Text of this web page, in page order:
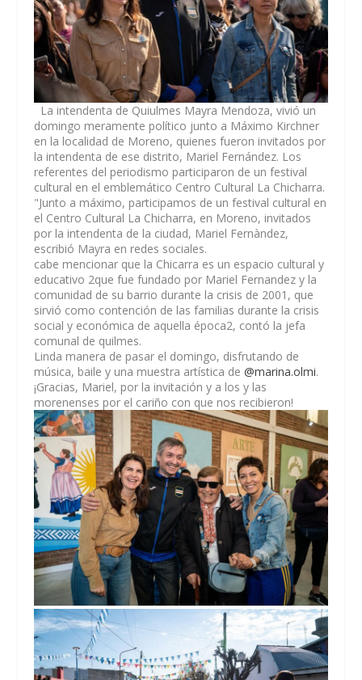
La intendenta de Quiulmes Mayra Mendoza, vivió un
domingo meramente político junto a Máximo Kirchner
en la localidad de Moreno, quienes fueron invitados por
la intendenta de ese distrito, Mariel Fernández. Los
referentes del periodismo participaron de un festival
cultural en el emblemático Centro Cultural La Chicharra.
"Junto a máximo, participamos de un festival cultural en
el Centro Cultural La Chicharra, en Moreno, invitados
por la intendenta de la ciudad, Mariel Fernàndez,
escribió Mayra en redes sociales.
cabe mencionar que la Chicarra es un espacio cultural y
educativo 2que fue fundado por Mariel Fernandez y la
comunidad de su barrio durante la crisis de 2001, que
sirvió como contención de las familias durante la crisis
social y económica de aquella época2, contó la jefa
comunal de quilmes.
Linda manera de pasar el domingo, disfrutando de
música, baile y una muestra artística de@marina.olmi.
¡Gracias, Mariel, por la invitación y a los y las
morenenses por el cariño con que nos recibieron!